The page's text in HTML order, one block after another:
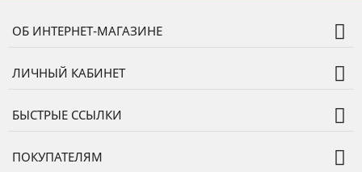
ОБ ИНТЕРНЕТ-МАГАЗИНЕ
ЛИЧНЫЙ КАБИНЕТ
БЫСТРЫЕ ССЫЛКИ
ПОКУПАТЕЛЯМ